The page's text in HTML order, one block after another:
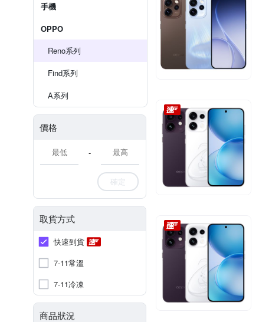
手機
OPPO
Reno系列
Find系列
A系列
價格
-
確定
取貨方式
快速到貨
7-11常溫
7-11冷凍
商品狀況